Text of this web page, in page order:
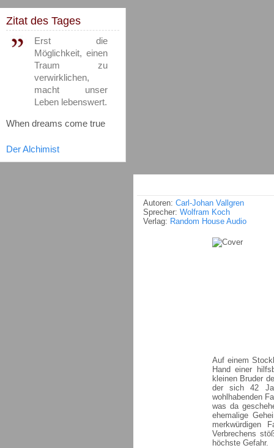
Zitat des Tages
Erst die
Möglichkeit, einen
Traum zu
verwirklichen,
macht unser
Leben lebenswert.
When dreams come true
Der Alchimist
Autoren: Carl-Johan Vallgren
Sprecher: Wolfram Koch
Verlag: Random House Audio
Auf einem
Hand einer
kleinen Bruder
der sich 42
wohlhabenden
was da
ehemalige
merkwürdigen
Verbrechens
höchste Gefahr.